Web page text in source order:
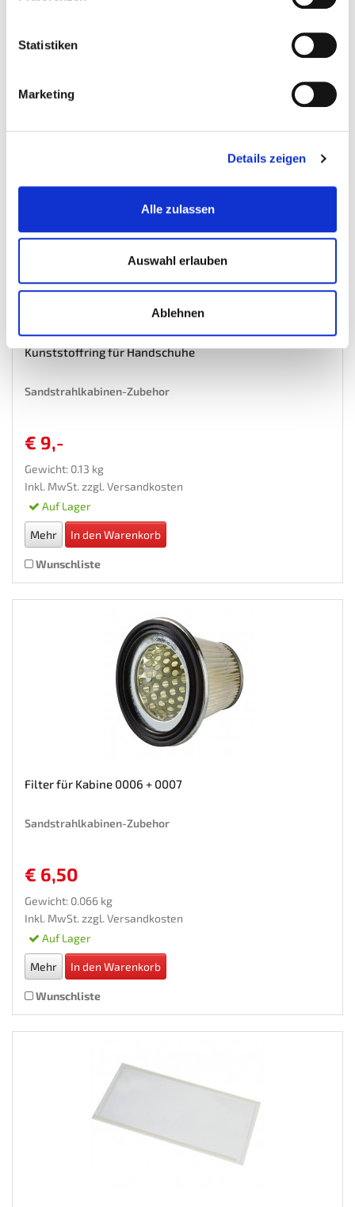
Statistiken
Marketing
Details zeigen
Alle zulassen
Auswahl erlauben
Ablehnen
Inkl. MwSt. zzgl.
Mehr In den Warenkorb
Wunschliste
Kunststoffring für Handschuhe
Sandstrahlkabinen-Zubehor
€ 9,-
Gewicht: 0.13 kg
Inkl. MwSt. zzgl. Versandkosten
Auf Lager
Mehr In den Warenkorb
Wunschliste
Filter für Kabine 0006 + 0007
Sandstrahlkabinen-Zubehor
€ 6,50
Gewicht: 0.066 kg
Inkl. MwSt. zzgl. Versandkosten
Auf Lager
Mehr In den Warenkorb
Wunschliste